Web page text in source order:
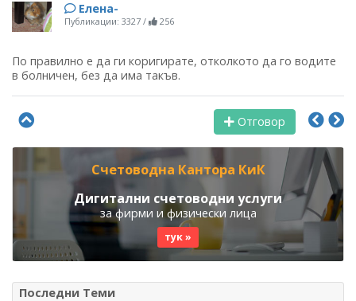
Елена-
Публикации: 3327 / 256
По правилно е да ги коригирате, отколкото да го водите
в болничен, без да има такъв.
Отговор
Счетоводна Кантора КиК
Дигитални счетоводни услуги
за фирми и физически лица
тук »
Последни Теми